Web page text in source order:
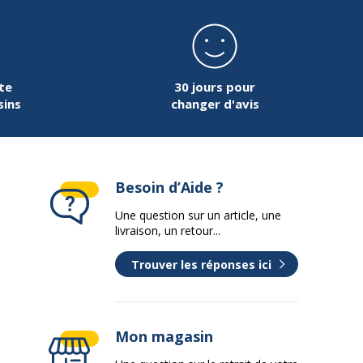
Suppression de bruit Pure Adaptative
Bluetooth
Batterie pour casque
Casque (stéréo mini-téléphone 3,5 mm
Sur le fil
30 jours pour
changer d'avis
Besoin d’Aide ?
Une question sur un article, une
livraison, un retour...
Trouver les réponses ici
Mon magasin